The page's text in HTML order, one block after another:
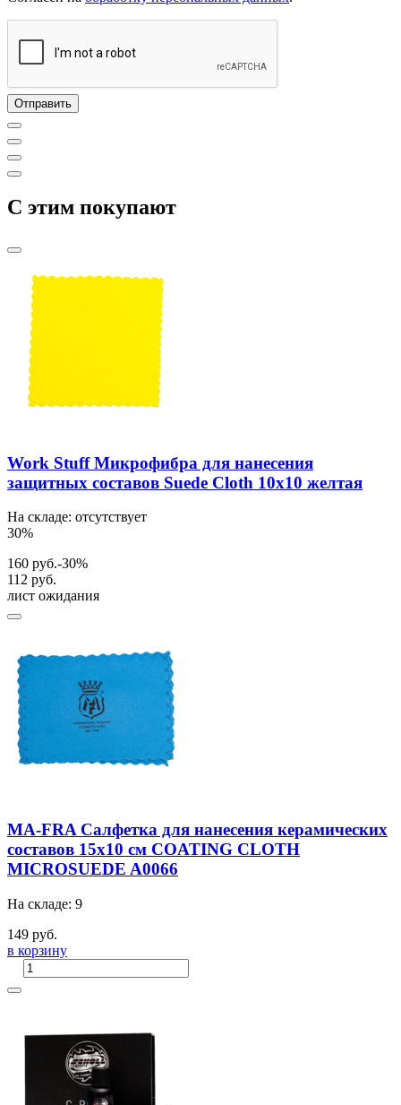
C этим покупают
Work Stuff Микрофибра для нанесения
защитных составов Suede Cloth 10x10 желтая
На складе: отсутствует
30%
160 руб.-30%
112 руб.
лист ожидания
MA-FRA Салфетка для нанесения керамических
составов 15x10 см COATING CLOTH
MICROSUEDE A0066
На складе: 9
149 руб.
в корзину